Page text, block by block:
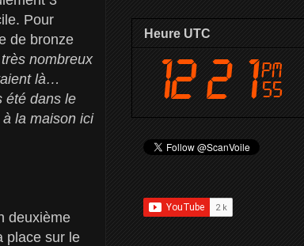
Pour
de bronze
nombreux
là…
été dans le
à la maison ici
deuxième
place sur le
Heure UTC